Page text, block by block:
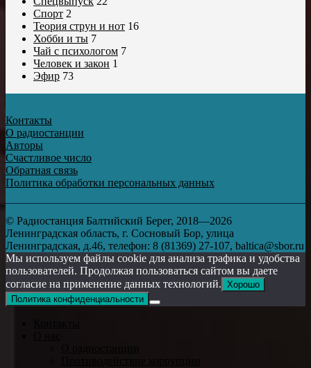
Спорт 2
Теория струн и нот 16
Хобби и ты 7
Чай с психологом 7
Человек и закон 1
Эфир 73
Контакты
О радиостанции
Авторы
Счастливое число
Обратная связь
Политика обработки персональных данных
© Радиостанция Балтийский Берег, 2018—2026
Ленинградская область, г. Сосновый Бор, улица
Ленинградская, д.46, телефон: 8 (81369) 27-107, baltica@sbor.ru
Мы используем файлы cookie для анализа трафика и удобства
пользователей. Продолжая пользоваться сайтом вы даете
согласие на применение данных технологий. Хорошо
Политика конфиденциальности